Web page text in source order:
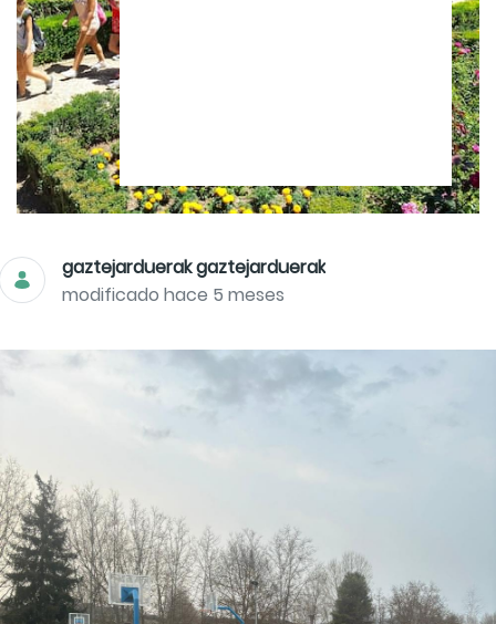
gaztejarduerak gaztejarduerak
modificado hace 5 meses